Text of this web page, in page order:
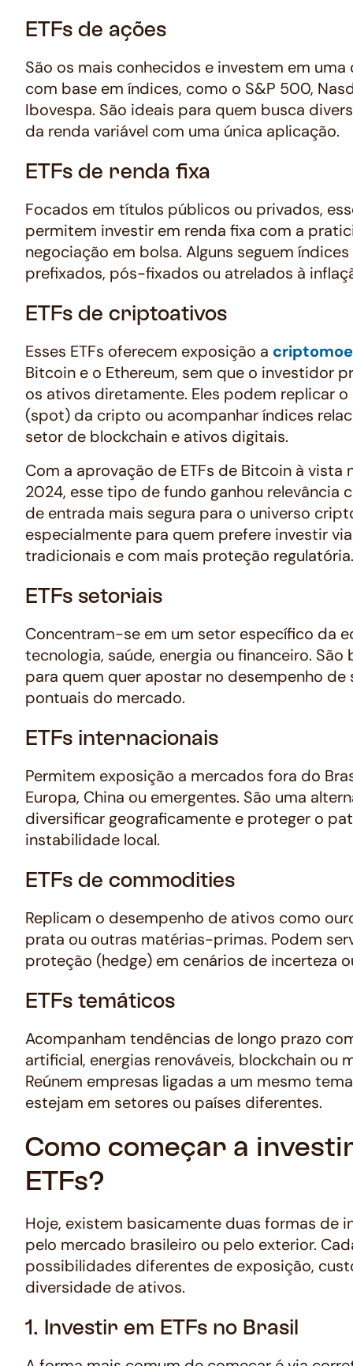
ETFs de ações
São os mais conhecidos e investem em
com base em índices, como o S&P 500,
Ibovespa. São ideais para quem busca
da renda variável com uma única aplicação.
ETFs de renda fixa
Focados em títulos públicos ou privados,
permitem investir em renda fixa com a
negociação em bolsa. Alguns seguem
prefixados, pós-fixados ou atrelados à
ETFs de criptoativos
Esses ETFs oferecem exposição a
Bitcoin e o Ethereum, sem que o investidor
os ativos diretamente. Eles podem replicar
(spot) da cripto ou acompanhar índices
setor de blockchain e ativos digitais.
Com a aprovação de ETFs de Bitcoin à vista
2024, esse tipo de fundo ganhou relevância
de entrada mais segura para o universo
especialmente para quem prefere investir
tradicionais e com mais proteção regulatória.
ETFs setoriais
Concentram-se em um setor específico da
tecnologia, saúde, energia ou financeiro. São
para quem quer apostar no desempenho de
pontuais do mercado.
ETFs internacionais
Permitem exposição a mercados fora do
Europa, China ou emergentes. São uma
diversificar geograficamente e proteger o
instabilidade local.
ETFs de commodities
Replicam o desempenho de ativos como
prata ou outras matérias-primas. Podem
proteção (hedge) em cenários de incerteza
ETFs temáticos
Acompanham tendências de longo prazo
artificial, energias renováveis, blockchain ou
Reúnem empresas ligadas a um mesmo
estejam em setores ou países diferentes.
Como começar a
ETFs?
Hoje, existem basicamente duas formas de
pelo mercado brasileiro ou pelo exterior.
possibilidades diferentes de exposição,
diversidade de ativos.
1. Investir em ETFs no Brasil